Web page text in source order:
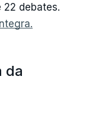
22 debates.
da